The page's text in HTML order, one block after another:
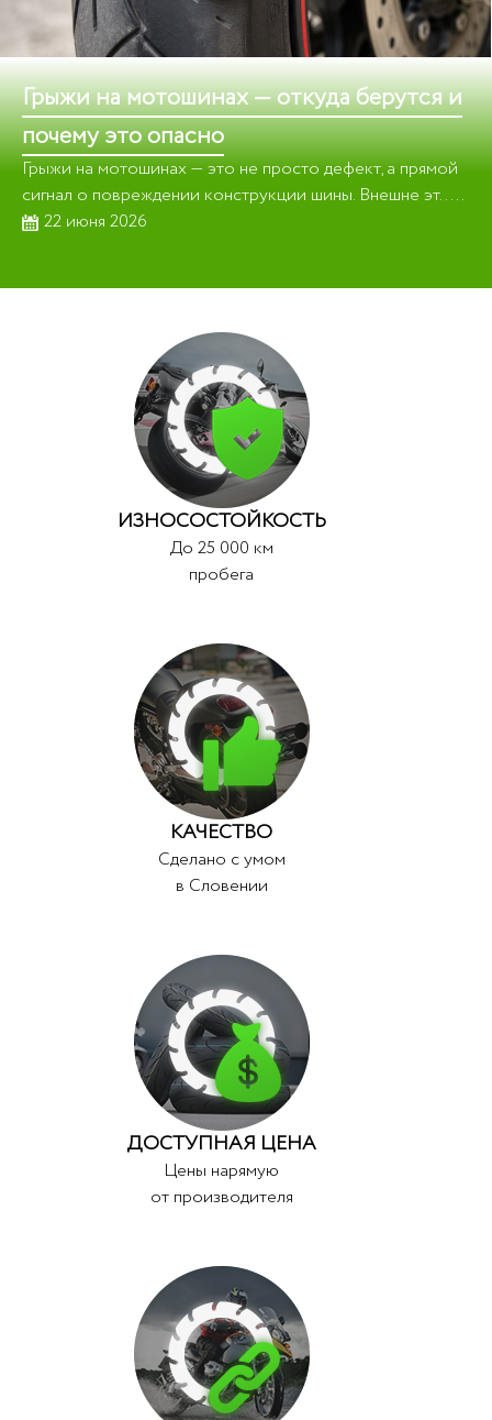
Грыжи на мотошинах — откуда берутся и
почему это опасно
Грыжи на мотошинах — это не просто дефект, а прямой
сигнал о повреждении конструкции шины. Внешне эт.....
22 июня 2026
ИЗНОСОСТОЙКОСТЬ
До 25 000 км
пробега
КАЧЕСТВО
Сделано с умом
в Словении
ДОСТУПНАЯ ЦЕНА
Цены нарямую
от производителя